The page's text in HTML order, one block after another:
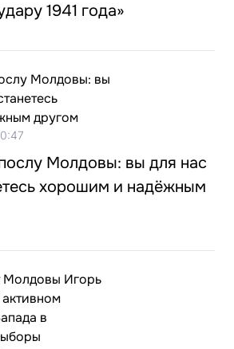
1941 года»
Молдовы: вы для нас
хорошим и надёжным